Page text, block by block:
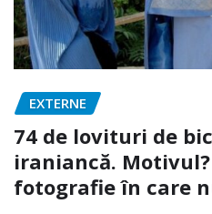
EXTERNE
74 de lovituri de
iraniancă.
fotografie în care